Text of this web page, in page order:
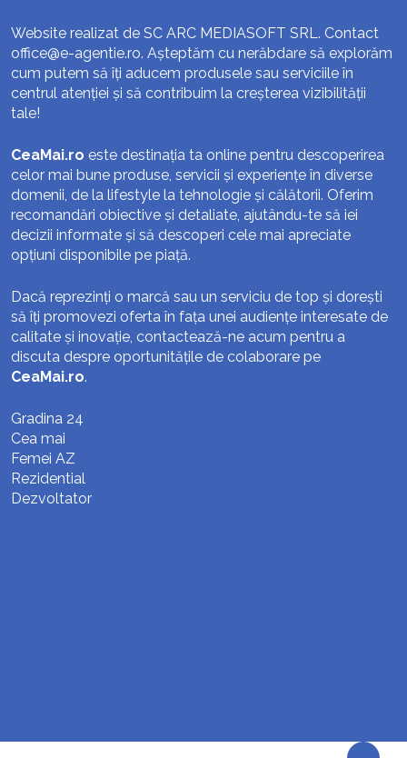
Website realizat de SC ARC MEDIASOFT SRL. Contact
office@e-agentie.ro. Așteptăm cu nerăbdare să explorăm
cum putem să îți aducem produsele sau serviciile în
centrul atenției și să contribuim la creșterea vizibilității
tale!
CeaMai.ro este destinația ta online pentru descoperirea
celor mai bune produse, servicii și experiențe în diverse
domenii, de la lifestyle la tehnologie și călătorii. Oferim
recomandări obiective și detaliate, ajutându-te să iei
decizii informate și să descoperi cele mai apreciate
opțiuni disponibile pe piață.
Dacă reprezinți o marcă sau un serviciu de top și dorești
să îți promovezi oferta în fața unei audiențe interesate de
calitate și inovație, contactează-ne acum pentru a
discuta despre oportunitățile de colaborare pe
CeaMai.ro.
Gradina 24
Cea mai
Femei AZ
Rezidential
Dezvoltator